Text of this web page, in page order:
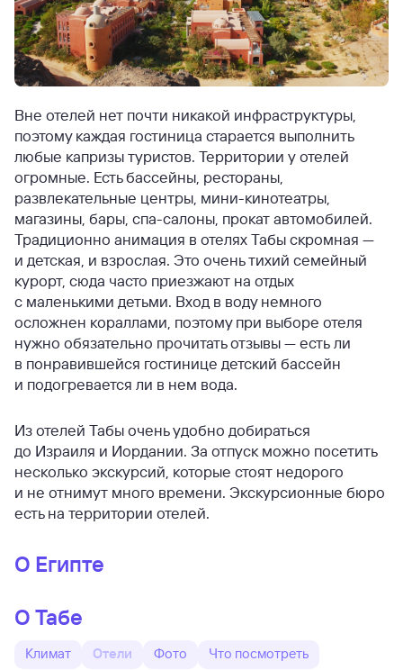
Вне отелей нет почти никакой инфраструктуры,
поэтому каждая гостиница старается выполнить
любые капризы туристов. Территории у отелей
огромные. Есть бассейны, рестораны,
развлекательные центры, мини-кинотеатры,
магазины, бары, спа-салоны, прокат автомобилей.
Традиционно анимация в отелях Табы скромная —
и детская, и взрослая. Это очень тихий семейный
курорт, сюда часто приезжают на отдых
с маленькими детьми. Вход в воду немного
осложнен кораллами, поэтому при выборе отеля
нужно обязательно прочитать отзывы — есть ли
в понравившейся гостинице детский бассейн
и подогревается ли в нем вода.
Из отелей Табы очень удобно добираться
до Израиля и Иордании. За отпуск можно посетить
несколько экскурсий, которые стоят недорого
и не отнимут много времени. Экскурсионные бюро
есть на территории отелей.
О Египте
О Табе
Климат Отели Фото Что посмотреть